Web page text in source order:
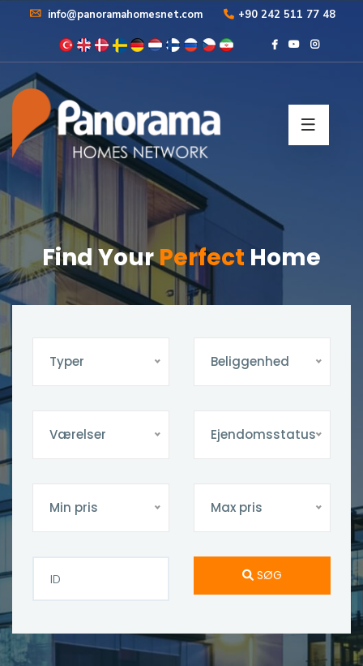
info@panoramahomesnet.com +90 242 511 77 48
Find YourPerfect Home
Typer Beliggenhed
Værelser Ejendomsstatus
Min pris Max pris
SØG